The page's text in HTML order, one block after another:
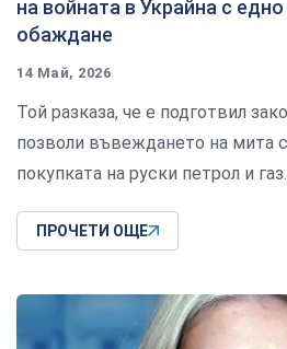
на войната в Украйна с
обаждане
14 Май, 2026
Той разказа, че е подготвил
позволи въвеждането на мита
покупката на руски петрол и газ.
ПРОЧЕТИ ОЩЕ